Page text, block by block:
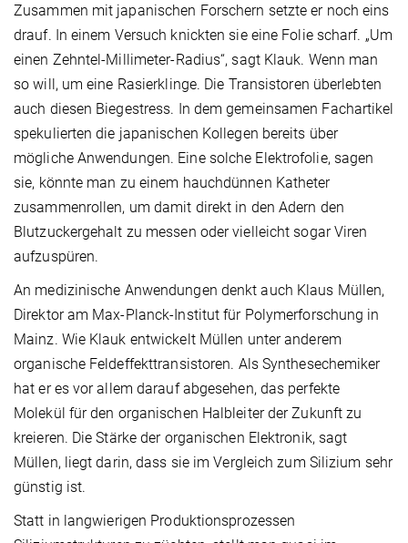
Zusammen mit japanischen Forschern setzte er noch eins
drauf. In einem Versuch knickten sie eine Folie scharf. „Um
einen Zehntel-Millimeter-Radius“, sagt Klauk. Wenn man
so will, um eine Rasierklinge. Die Transistoren überlebten
auch diesen Biegestress. In dem gemeinsamen Fachartikel
spekulierten die japanischen Kollegen bereits über
mögliche Anwendungen. Eine solche Elektrofolie, sagen
sie, könnte man zu einem hauchdünnen Katheter
zusammenrollen, um damit direkt in den Adern den
Blutzuckergehalt zu messen oder vielleicht sogar Viren
aufzuspüren.
An medizinische Anwendungen denkt auch Klaus Müllen,
Direktor am Max-Planck-Institut für Polymerforschung in
Mainz. Wie Klauk entwickelt Müllen unter anderem
organische Feldeffekttransistoren. Als Synthesechemiker
hat er es vor allem darauf abgesehen, das perfekte
Molekül für den organischen Halbleiter der Zukunft zu
kreieren. Die Stärke der organischen Elektronik, sagt
Müllen, liegt darin, dass sie im Vergleich zum Silizium sehr
günstig ist.
Statt in langwierigen Produktionsprozessen